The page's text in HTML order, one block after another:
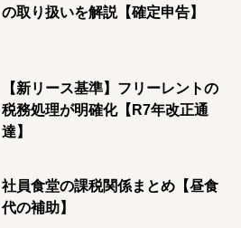
の取り扱いを解説【確定申告】
【新リース基準】フリーレントの
税務処理が明確化【R7年改正通
達】
社員食堂の課税関係まとめ【昼食
代の補助】